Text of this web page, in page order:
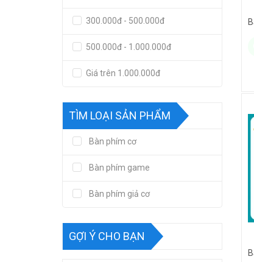
300.000đ - 500.000đ
500.000đ - 1.000.000đ
Giá trên 1.000.000đ
TÌM LOẠI SẢN PHẨM
Bàn phím cơ
Bàn phím game
Bàn phím giả cơ
GỢI Ý CHO BẠN